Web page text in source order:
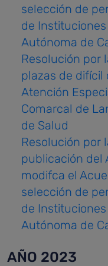
selección de
de
Autónoma de
Resolución por
plazas de difícil
Atención
Comarcal de
de Salud
Resolución por
publicación del
modifca el
selección de
de
Autónoma de
AÑO 2023